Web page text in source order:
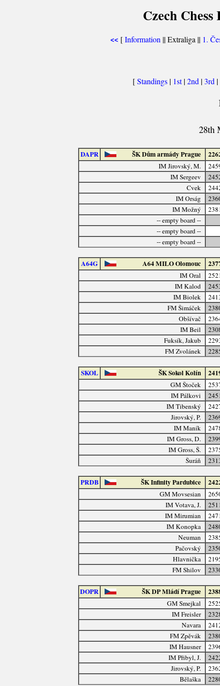
Czech
<< [Information || Extraliga || 1.
[Standings | 1st|2nd |3rd |
28th
DAPR ŠK Dům armády Prague
IM Jirovský, M.
IM Sergeev
Cvek
IM Orság
IM Možný
-- empty board --
-- empty board --
-- empty board --
A64G A64 MILO Olomouc
IM Oral
IM Kalod
IM Biolek
FM Šimáček
Obšívač
IM Beil
Fuksík, Jakub
FM Zvolánek
SKOL ŠK Sokol Kolín
GM Štoček
IM Pálkovi
IM Tibenský
Jirovský, P.
IM Maník
IM Gross, D.
IM Gross, Š.
Šuráň
PRDB ŠK Infinity Pardubice
GM Movsesian
IM Votava, J.
IM Mirumian
IM Konopka
Neuman
Pačovský
Hlavnička
FM Shilov
DOPR ŠK DP Mládí Prague
GM Smejkal
IM Freisler
Navara
FM Zpěvák
IM Hausner
IM Přibyl, J.
Jirovský, P.
Bělaška